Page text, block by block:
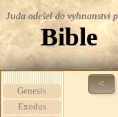
Juda odešel do vyhnanství
Bible
Genesis
Exodus
<